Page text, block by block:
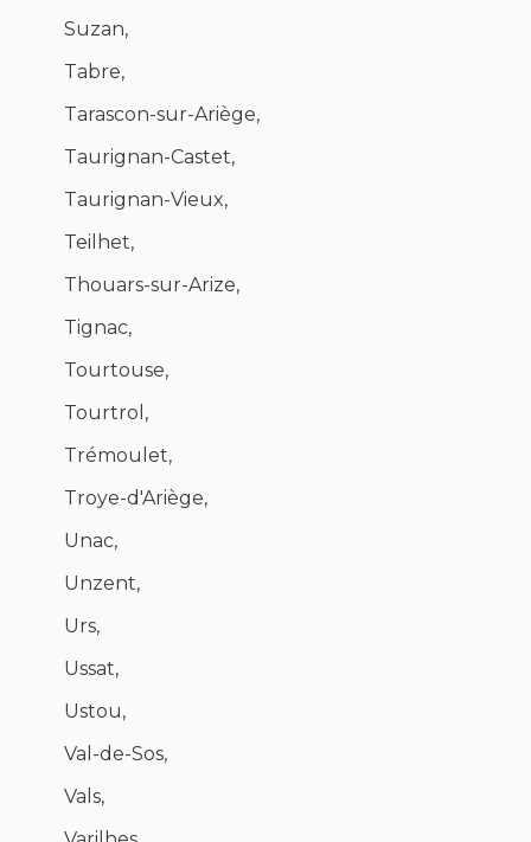
Suzan,
Tabre,
Tarascon-sur-Ariège,
Taurignan-Castet,
Taurignan-Vieux,
Teilhet,
Thouars-sur-Arize,
Tignac,
Tourtouse,
Tourtrol,
Trémoulet,
Troye-d'Ariège,
Unac,
Unzent,
Urs,
Ussat,
Ustou,
Val-de-Sos,
Vals,